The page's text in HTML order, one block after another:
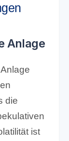
Anlage
die
ist